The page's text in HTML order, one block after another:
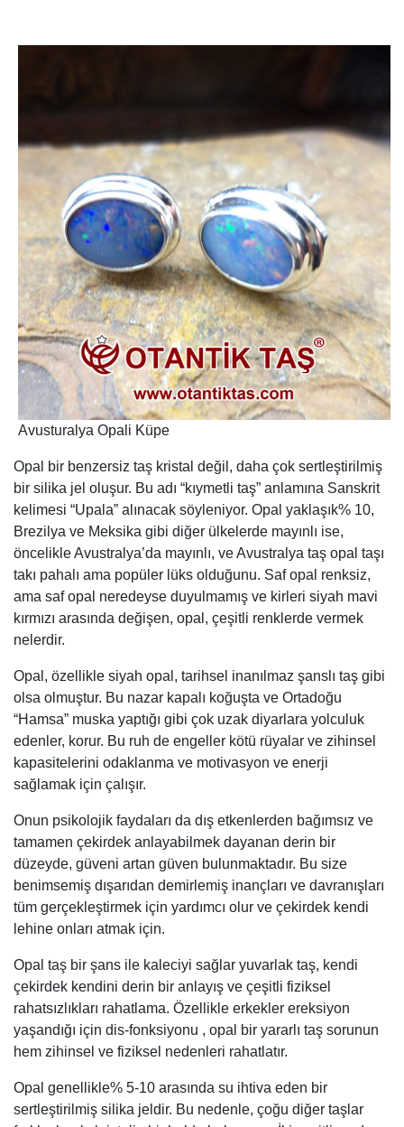
Avusturalya Opali Küpe
Opal bir benzersiz taş kristal değil, daha çok sertleştirilmiş
bir silika jel oluşur. Bu adı “kıymetli taş” anlamına Sanskrit
kelimesi “Upala” alınacak söyleniyor. Opal yaklaşık% 10,
Brezilya ve Meksika gibi diğer ülkelerde mayınlı ise,
öncelikle Avustralya’da mayınlı, ve Avustralya taş opal taşı
takı pahalı ama popüler lüks olduğunu. Saf opal renksiz,
ama saf opal neredeyse duyulmamış ve kirleri siyah mavi
kırmızı arasında değişen, opal, çeşitli renklerde vermek
nelerdir.
Opal, özellikle siyah opal, tarihsel inanılmaz şanslı taş gibi
olsa olmuştur. Bu nazar kapalı koğuşta ve Ortadoğu
“Hamsa” muska yaptığı gibi çok uzak diyarlara yolculuk
edenler, korur. Bu ruh de engeller kötü rüyalar ve zihinsel
kapasitelerini odaklanma ve motivasyon ve enerji
sağlamak için çalışır.
Onun psikolojik faydaları da dış etkenlerden bağımsız ve
tamamen çekirdek anlayabilmek dayanan derin bir
düzeyde, güveni artan güven bulunmaktadır. Bu size
benimsemiş dışarıdan demirlemiş inançları ve davranışları
tüm gerçekleştirmek için yardımcı olur ve çekirdek kendi
lehine onları atmak için.
Opal taş bir şans ile kaleciyi sağlar yuvarlak taş, kendi
çekirdek kendini derin bir anlayış ve çeşitli fiziksel
rahatsızlıkları rahatlama. Özellikle erkekler ereksiyon
yaşandığı için dis-fonksiyonu , opal bir yararlı taş sorunun
hem zihinsel ve fiziksel nedenleri rahatlatır.
Opal genellikle% 5-10 arasında su ihtiva eden bir
sertleştirilmiş silika jeldir. Bu nedenle, çoğu diğer taşlar